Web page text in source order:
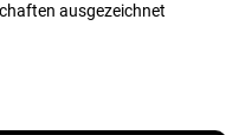
ausgezeichnet